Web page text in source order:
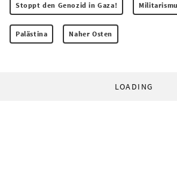
Stoppt den Genozid in Gaza!
Palästina Naher Osten
LOADING